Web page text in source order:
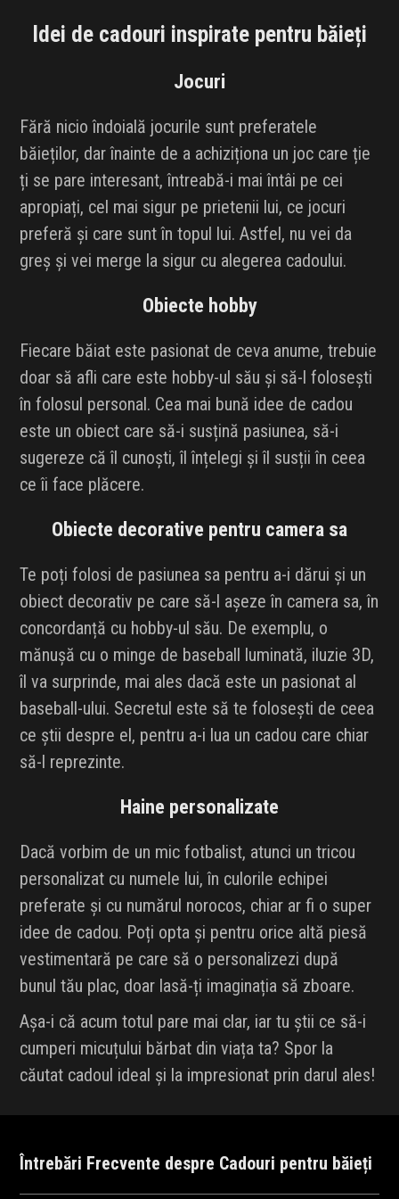
Idei de cadouri inspirate pentru băieți
Jocuri
Fără nicio îndoială jocurile sunt preferatele
băieților, dar înainte de a achiziționa un joc care ție
ți se pare interesant, întreabă-i mai întâi pe cei
apropiați, cel mai sigur pe prietenii lui, ce jocuri
preferă și care sunt în topul lui. Astfel, nu vei da
greș și vei merge la sigur cu alegerea cadoului.
Obiecte hobby
Fiecare băiat este pasionat de ceva anume, trebuie
doar să afli care este hobby-ul său și să-l folosești
în folosul personal. Cea mai bună idee de cadou
este un obiect care să-i susțină pasiunea, să-i
sugereze că îl cunoști, îl înțelegi și îl susții în ceea
ce îi face plăcere.
Obiecte decorative pentru camera sa
Te poți folosi de pasiunea sa pentru a-i dărui și un
obiect decorativ pe care să-l așeze în camera sa, în
concordanță cu hobby-ul său. De exemplu, o
mănușă cu o minge de baseball luminată, iluzie 3D,
îl va surprinde, mai ales dacă este un pasionat al
baseball-ului. Secretul este să te folosești de ceea
ce știi despre el, pentru a-i lua un cadou care chiar
să-l reprezinte.
Haine personalizate
Dacă vorbim de un mic fotbalist, atunci un tricou
personalizat cu numele lui, în culorile echipei
preferate și cu numărul norocos, chiar ar fi o super
idee de cadou. Poți opta și pentru orice altă piesă
vestimentară pe care să o personalizezi după
bunul tău plac, doar lasă-ți imaginația să zboare.
Așa-i că acum totul pare mai clar, iar tu știi ce să-i
cumperi micuțului bărbat din viața ta? Spor la
căutat cadoul ideal și la impresionat prin darul ales!
Întrebări Frecvente despre Cadouri pentru băieți